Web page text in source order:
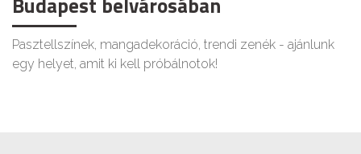
Pasztellszínek, mangadekoráció, trendi zenék - ajánlunk
egy helyet, amit ki kell próbálnotok!